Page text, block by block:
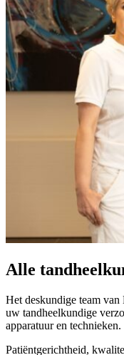
Alle
Het deskundige team
uw tandheelkundige
apparatuur en technieken.
Patiëntgerichtheid,